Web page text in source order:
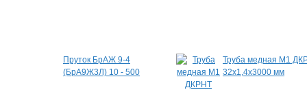
Пруток БрАЖ 9-4
(БрА9Ж3Л) 10 - 500
Труба медная М1
32х1,4х3000 мм